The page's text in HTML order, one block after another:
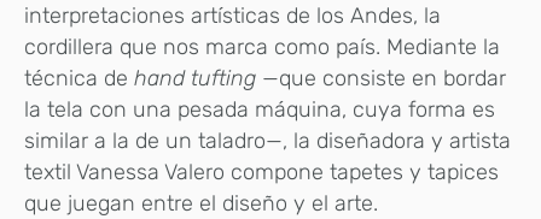
interpretaciones artísticas de los Andes, la
cordillera que nos marca como país. Mediante la
técnica de hand tufting —que consiste en bordar
la tela con una pesada máquina, cuya forma es
similar a la de un taladro—, la diseñadora y artista
textil Vanessa Valero compone tapetes y tapices
que juegan entre el diseño y el arte.